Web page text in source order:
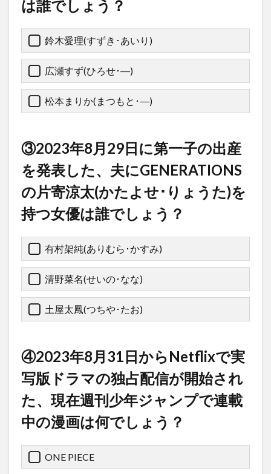
は誰でしょう？
鈴木愛理(すずき･あいり)
広瀬すず(ひろせ･―)
松本まりか(まつもと･―)
③2023年8月29日に第一子の出産
を発表した、夫にGENERATIONS
の片寄涼太(かたよせ･りょうた)を
持つ女優は誰でしょう？
有村架純(ありむら･かすみ)
清野菜名(せいの･なな)
土屋太鳳(つちや･たお)
④2023年8月31日からNetflixで実
写版ドラマの独占配信が開始され
た、現在週刊少年ジャンプで連載
中の漫画は何でしょう？
ONE PIECE